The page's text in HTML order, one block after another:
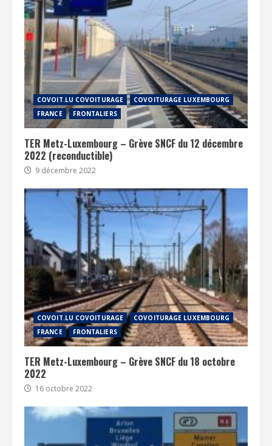
COVOIT.LU COVOITURAGE
COVOITURAGE LUXEMBOURG
FRANCE
FRONTALIERS
TER Metz-Luxembourg – Grève SNCF du 12 décembre
2022 (reconductible)
9 décembre 2022
COVOIT.LU COVOITURAGE
COVOITURAGE LUXEMBOURG
FRANCE
FRONTALIERS
TER Metz-Luxembourg – Grève SNCF du 18 octobre
2022
16 octobre 2022